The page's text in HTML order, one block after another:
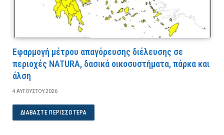
Εφαρμογή μέτρου απαγόρευσης διέλευσης σε
περιοχές NATURA, δασικά οικοσυστήματα, πάρκα και
άλση
4 ΑΥΓΟΎΣΤΟΥ 2026
ΔΙΑΒΆΣΤΕ ΠΕΡΙΣΣΌΤΕΡΑ